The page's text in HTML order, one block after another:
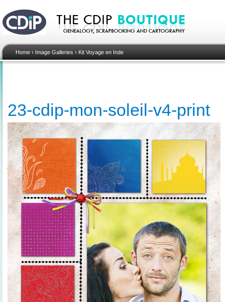
Home › Image Galleries › Kit Voyage en Inde
23-cdip-mon-soleil-v4-print